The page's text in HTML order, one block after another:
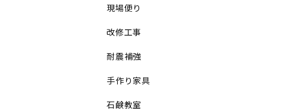
現場便り
改修工事
耐震補強
手作り家具
石鹸教室